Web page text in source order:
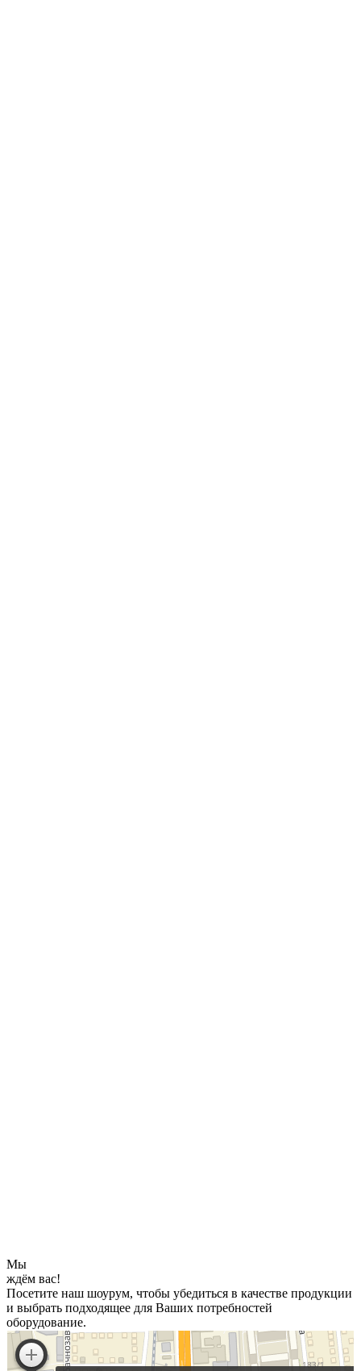
Мы
ждём вас!
Посетите наш шоурум, чтобы убедиться в качестве продукции
и выбрать подходящее для Ваших потребностей
оборудование.